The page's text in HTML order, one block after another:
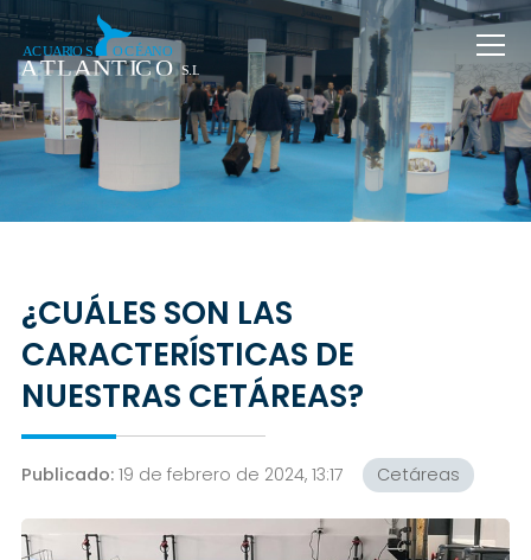
¿CUÁLES SON LAS
CARACTERÍSTICAS DE
NUESTRAS CETÁREAS?
Publicado: 19 de febrero de 2024, 13:17 Cetáreas